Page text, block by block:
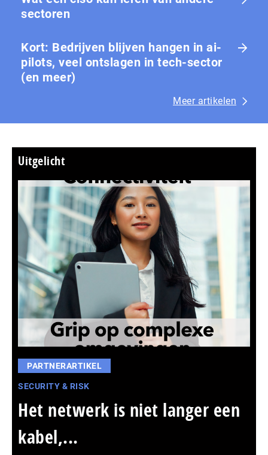
sectoren
Kort: Bedrijven blijven hangen in ai-
pilots, veel ontslagen in tech-sector
(en meer)
Meer artikelen
Uitgelicht
PARTNERARTIKEL
SECURITY & RISK
Het netwerk is niet langer een
kabel,...